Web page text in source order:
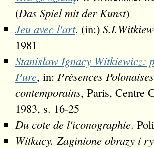
(Das Spiel mit der Kunst)
Jeu avec l'art. (in:)
1981
Stanisław Ignacy Witkiewicz:
Pure, in: Présences
contemporains, Paris, Centre
1983, s. 16-25
Du cote de l'iconographie.
Witkacy. Zaginione obrazy i